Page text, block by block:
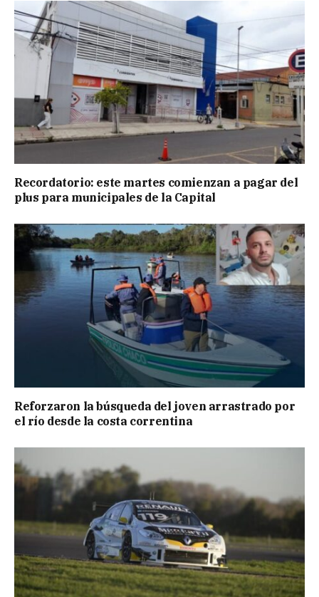
Recordatorio: este martes comienzan a pagar del
plus para municipales de la Capital
Reforzaron la búsqueda del joven arrastrado por
el río desde la costa correntina